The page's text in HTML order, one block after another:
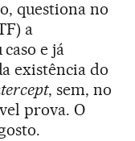
questiona no
a
e já
existência do
, sem, no
prova. O